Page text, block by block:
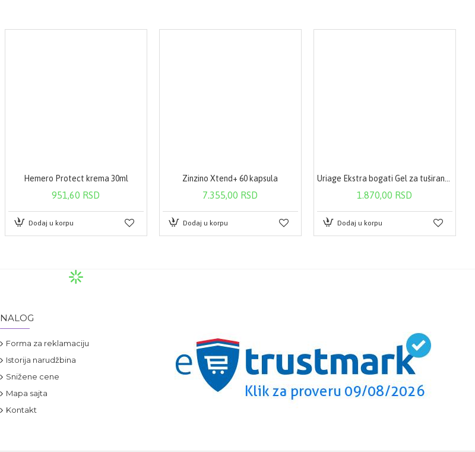
Hemero Protect krema 30ml
951,60 RSD
Dodaj u korpu
Zinzino Xtend+ 60 kapsula
7.355,00 RSD
Dodaj u korpu
Uriage Ekstra bogati Gel za tuširanje 500ml 1298
1.870,00 RSD
Dodaj u korpu
NALOG
Forma za reklamaciju
Istorija narudžbina
Snižene cene
Mapa sajta
Kontakt